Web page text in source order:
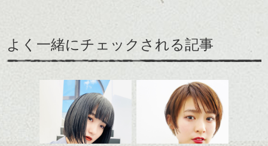
客様のおうちに届くものなんだそうで。
おすそ分け ＾＾
まずはこんな、
この表紙、かなり良い感じで、
り、とても魅力的！
よく一緒にチェックされる記事